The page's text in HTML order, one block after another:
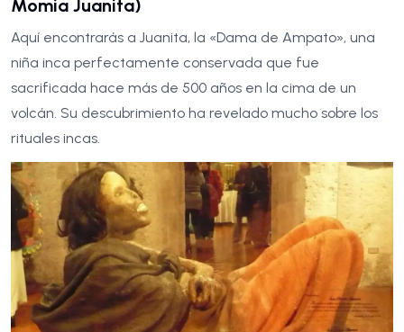
Momia Juanita)
Aquí encontrarás a Juanita, la «Dama de Ampato», una
niña inca perfectamente conservada que fue
sacrificada hace más de 500 años en la cima de un
volcán. Su descubrimiento ha revelado mucho sobre los
rituales incas.